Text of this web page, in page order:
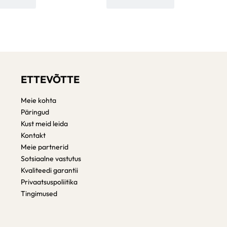
ETTEVÕTTE
Meie kohta
Päringud
Kust meid leida
Kontakt
Meie partnerid
Sotsiaalne vastutus
Kvaliteedi garantii
Privaatsuspoliitika
Tingimused